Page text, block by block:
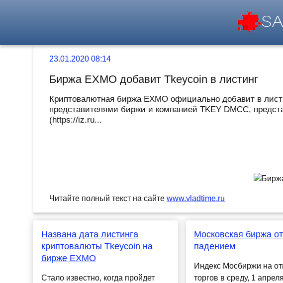
23.01.2020 08:14
Биржа EXMO добавит Tkeycoin в листинг
Криптовалютная биржа EXMO официально добавит в
представителями биржи и компанией TKEY DMCC,
(https://iz.ru...
Читайте полный текст на сайтеwww.vladtime.ru
Названа дата листинга
криптовалюты Tkeycoin на
бирже EXMO
Стало известно, когда пройдет
Московская биржа
падением
Индекс Мосбиржи на
торгов в среду, 1